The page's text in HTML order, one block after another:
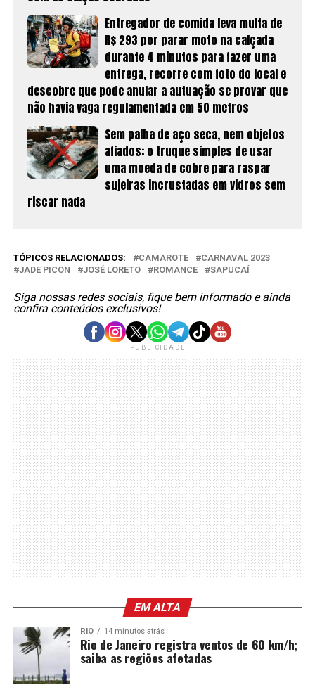
Entregador de comida leva multa de
R$ 293 por parar moto na calçada
durante 4 minutos para fazer uma
entrega, recorre com foto do local e
descobre que pode anular a autuação se provar que
não havia vaga regulamentada em 50 metros
Sem palha de aço seca, nem objetos
afiados: o truque simples de usar
uma moeda de cobre para raspar
sujeiras incrustadas em vidros sem
riscar nada
TÓPICOS RELACIONADOS: CAMAROTE
CARNAVAL 2023
JADE PICON
JOSÉ LORETO ROMANCE SAPUCAÍ
Siga nossas redes sociais, fique bem informado e ainda
confira conteúdos exclusivos!
PUBLICIDADE
EM ALTA
RIO 14 minutos atrás
Rio de Janeiro registra ventos de 60 km/h;
saiba as regiões afetadas